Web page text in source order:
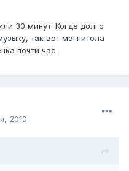
30 минут. Когда долго
так вот магнитола
почти час.
2010